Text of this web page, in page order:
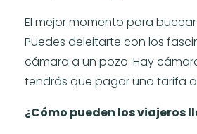
El mejor momento para
Puedes deleitarte con los
cámara a un pozo. Hay
tendrás que pagar una tarifa
¿Cómo pueden los viajeros